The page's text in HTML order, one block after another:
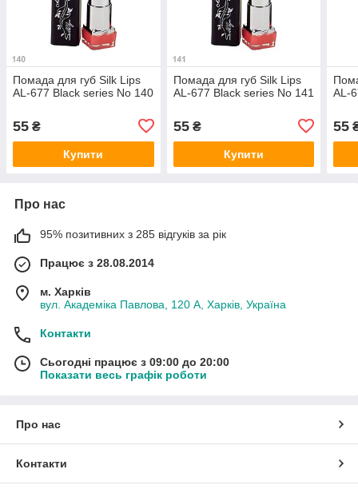
Помада для губ Silk Lips
AL-677 Black series No 140
55 ₴
Купити
Помада для губ Silk Lips
AL-677 Black series No 141
55₴
Купити
AL-
55
Про нас
95% позитивних з 285 відгуків за рік
Працює з 28.08.2014
м. Харків
вул. Академіка Павлова, 120 А, Харків, Україна
Контакти
Сьогодні працює з 09:00 до 20:00
Показати весь графік роботи
Про нас
Контакти